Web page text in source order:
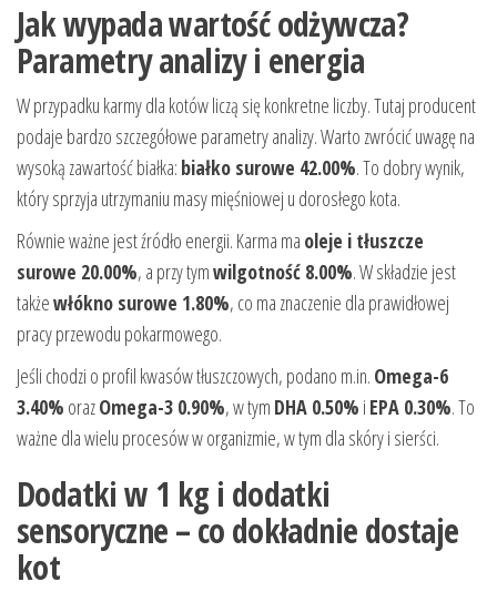
Jak wypada wartość odżywcza?
Parametry analizy i energia
W przypadku karmy dla kotów liczą się konkretne liczby. Tutaj producent
podaje bardzo szczegółowe parametry analizy. Warto zwrócić uwagę na
wysoką zawartość białka: białko surowe 42.00%. To dobry wynik,
który sprzyja utrzymaniu masy mięśniowej u dorosłego kota.
Równie ważne jest źródło energii. Karma ma oleje i tłuszcze
surowe 20.00%, a przy tymwilgotność 8.00%. W składzie jest
takżewłókno surowe 1.80%, co ma znaczenie dla prawidłowej
pracy przewodu pokarmowego.
Jeśli chodzi o profil kwasów tłuszczowych, podano m.in. Omega-6
3.40% orazOmega-3 0.90%, w tym DHA 0.50% i EPA 0.30%. To
ważne dla wielu procesów w organizmie, w tym dla skóry i sierści.
Dodatki w 1 kg i dodatki
sensoryczne – co dokładnie dostaje
kot